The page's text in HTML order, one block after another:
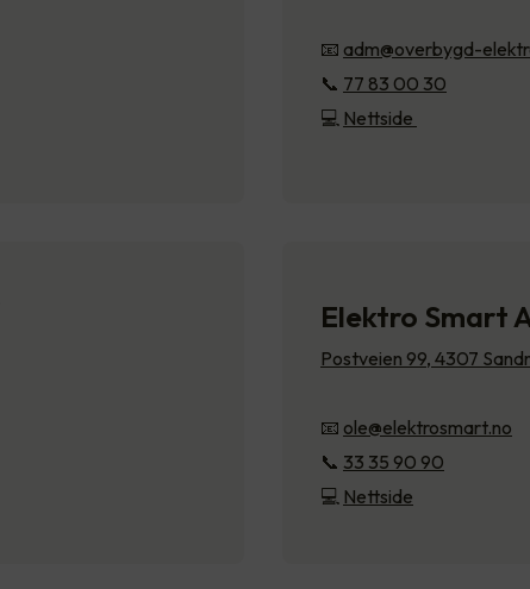
📧 adm@overbygd-
📞 77 83 00 30
💻 Nettside
Elektro Smart
Postveien 99, 4307
📧 ole@elektrosmart.no
📞 33 35 90 90
💻 Nettside